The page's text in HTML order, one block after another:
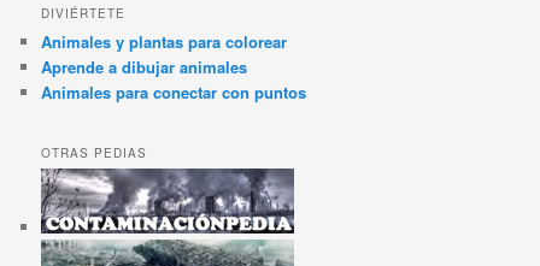
DIVIÉRTETE
Animales y plantas para colorear
Aprende a dibujar animales
Animales para conectar con puntos
OTRAS PEDIAS